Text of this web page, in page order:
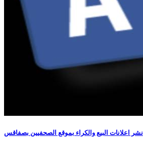
نشر اعلانات البيع والكراء بموقع الصحفيين بصفاقس